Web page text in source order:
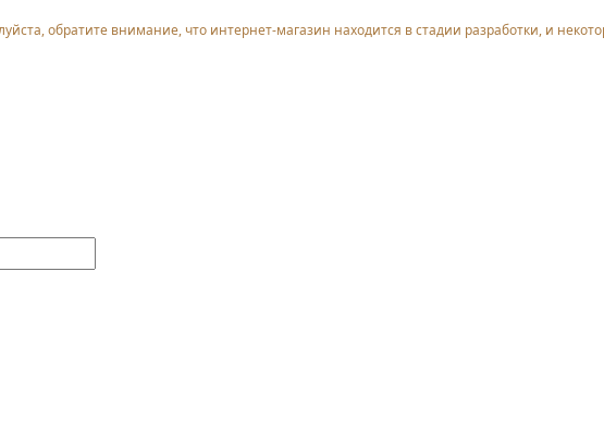
обратите внимание, что интернет-магазин находится в стадии разработки, и